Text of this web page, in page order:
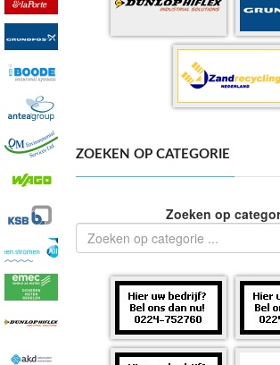
ZOEKEN OP CATEGORIE
Zoeken op